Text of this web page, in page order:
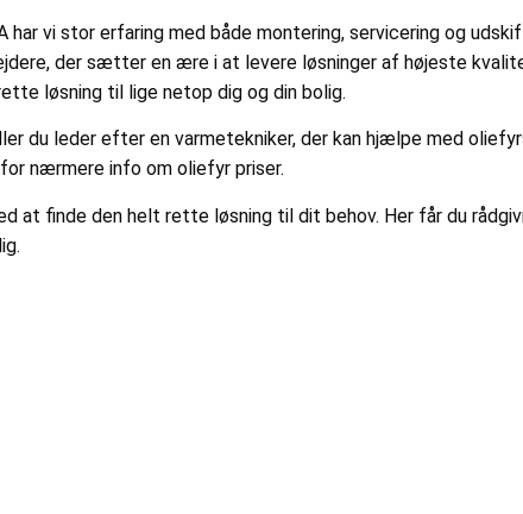
vi stor erfaring med både montering, servicering og
der sætter en ære i at levere løsninger af højeste
løsning til lige netop dig og din bolig.
du leder efter en varmetekniker, der kan hjælpe med
nærmere info om oliefyr priser.
at finde den helt rette løsning til dit behov. Her får du